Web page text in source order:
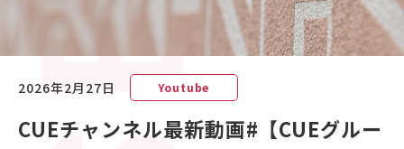
2026年2月27日 Youtube
CUEチャンネル最新動画#【CUEグルー